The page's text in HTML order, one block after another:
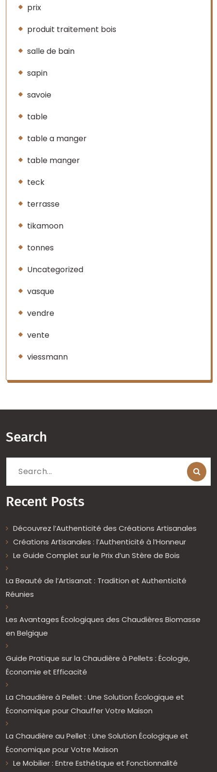
prix
produit traitement bois
salle de bain
sapin
savoie
table
table a manger
table manger
teck
terrasse
tikamoon
tonnes
Uncategorized
vasque
vendre
vente
viessmann
Search
Search
Recent Posts
Découvrez l’Authenticité des Créations Artisanales
Créations Artisanales : l’Authenticité à l’Honneur
Le Guide Complet sur le Prix d’un Stère de Bois
La Beauté de l’Artisanat : Tradition et Authenticité
Réunies
Les Avantages Écologiques des Chaudières Biomasse
en Belgique
Guide Pratique sur la Chaudière à Pellets : Écologie,
Économie et Efficacité
La Chaudière à Pellet : Une Solution Écologique et
Économique pour Chauffer Votre Maison
La Chaudière au Pellet : Une Solution Écologique et
Économique pour Votre Maison
Le Mobilier : Entre Esthétique et Fonctionnalité